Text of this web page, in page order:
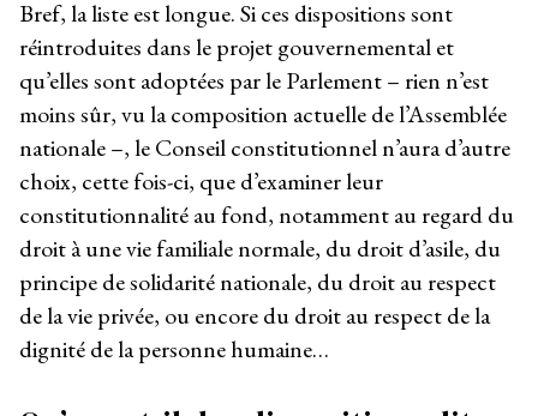
Bref, la liste est longue. Si ces dispositions sont
réintroduites dans le projet gouvernemental et
qu’elles sont adoptées par le Parlement – rien n’est
moins sûr, vu la composition actuelle de l’Assemblée
nationale –, le Conseil constitutionnel n’aura d’autre
choix, cette fois-ci, que d’examiner leur
constitutionnalité au fond, notamment au regard du
droit à une vie familiale normale, du droit d’asile, du
principe de solidarité nationale, du droit au respect
de la vie privée, ou encore du droit au respect de la
dignité de la personne humaine…